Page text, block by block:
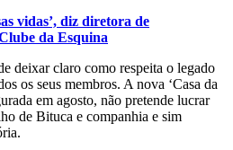
vidas’, diz diretora de
da Esquina
deixar claro como respeita o legado
os seus membros. A nova ‘Casa da
em agosto, não pretende lucrar
de Bituca e companhia e sim